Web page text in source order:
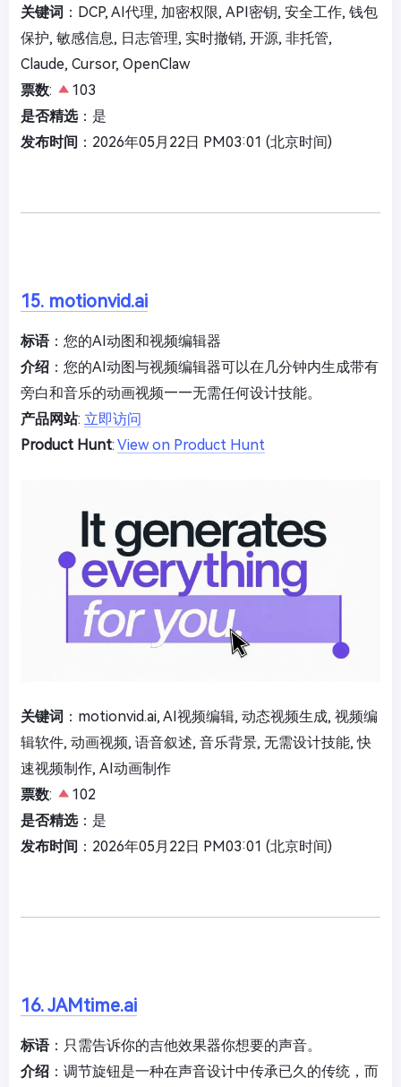
关键词 ：DCP, AI代理, 加密权限, API密钥, 安全工作, 钱包
保护, 敏感信息, 日志管理, 实时撤销, 开源, 非托管,
Claude, Cursor, OpenClaw
票数:
103
是否精选：是
发布时间 ：2026年05月22日 PM03:01 (北京时间)
15. motionvid.ai
标语：您的AI动图和视频编辑器
介绍 ：您的AI动图与视频编辑器可以在几分钟内生成带有
旁白和音乐的动画视频——无需任何设计技能。
产品网站: 立即访问
Product Hunt: View on Product Hunt
关键词 ：motionvid.ai, AI视频编辑, 动态视频生成, 视频编
辑软件, 动画视频, 语音叙述, 音乐背景, 无需设计技能, 快
速视频制作, AI动画制作
票数:
102
是否精选：是
发布时间 ：2026年05月22日 PM03:01 (北京时间)
16. JAMtime.ai
标语：只需告诉你的吉他效果器你想要的声音。
介绍 ：调节旋钮是一种在声音设计中传承已久的传统，而